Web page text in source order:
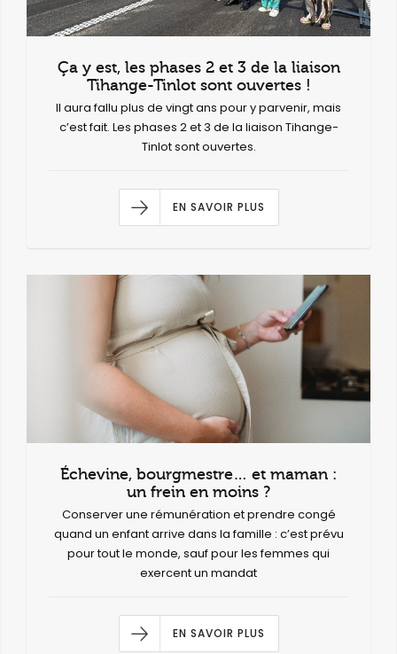
Ça y est, les phases 2 et 3 de la liaison
Tihange-Tinlot sont ouvertes !
Il aura fallu plus de vingt ans pour y parvenir, mais
c’est fait. Les phases 2 et 3 de la liaison Tihange-
Tinlot sont ouvertes.
EN SAVOIR PLUS
Échevine, bourgmestre… et maman :
un frein en moins ?
Conserver une rémunération et prendre congé
quand un enfant arrive dans la famille : c’est prévu
pour tout le monde, sauf pour les femmes qui
exercent un mandat
EN SAVOIR PLUS